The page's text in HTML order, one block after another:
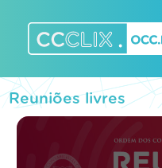
content
Reuniões livres